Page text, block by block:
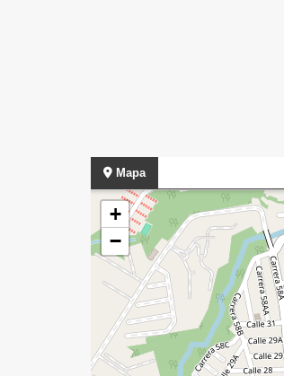
Mapa
+
−